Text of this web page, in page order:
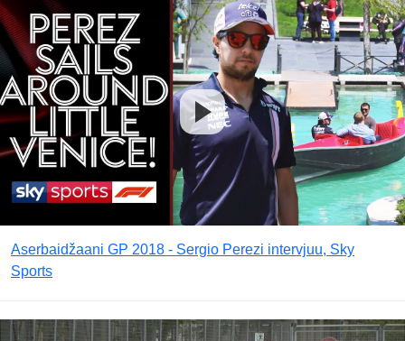
Aserbaidžaani GP 2018 - Sergio Perezi intervjuu, Sky
Sports